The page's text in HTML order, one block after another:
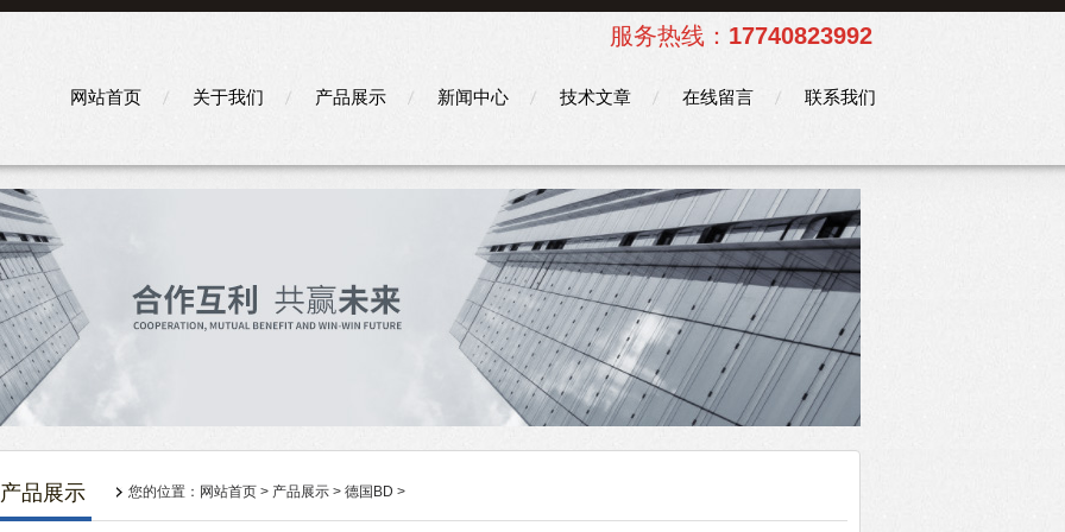
服务热线： 17740823992
网站首页 关于我们 产品展示 新闻中心 技术文章 在线留言 联系我们
产品展示 您的位置： 网站首页 > 产品展示 > 德国BD >